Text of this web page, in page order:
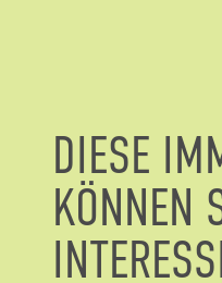
DIESE
KÖNNEN